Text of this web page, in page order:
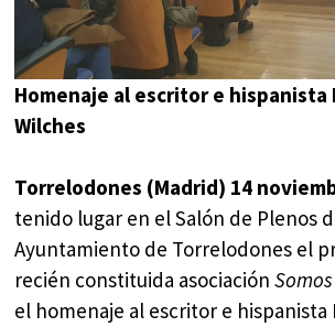
Homenaje al escritor e hispanista
Wilches
Torrelodones (Madrid) 14
tenido lugar en el Salón de Plenos
Ayuntamiento de Torrelodones el
recién constituida asociación
el homenaje al escritor e hispanista